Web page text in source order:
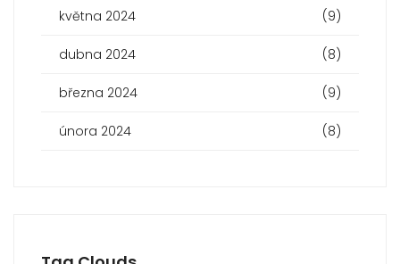
května 2024 (9)
dubna 2024 (8)
března 2024 (9)
února 2024 (8)